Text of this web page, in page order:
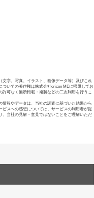
文字、写真、イラスト、画像データ等）及びこれ
ついての著作権は株式会社oricon MEに帰属してお
許可なく無断転載・複製などの二次利用を行うこ
情報やデータは、当社の調査に基づいた結果から
ビスへの感想については、サービスの利用者が提
、当社の見解・意見ではないことをご理解いただ